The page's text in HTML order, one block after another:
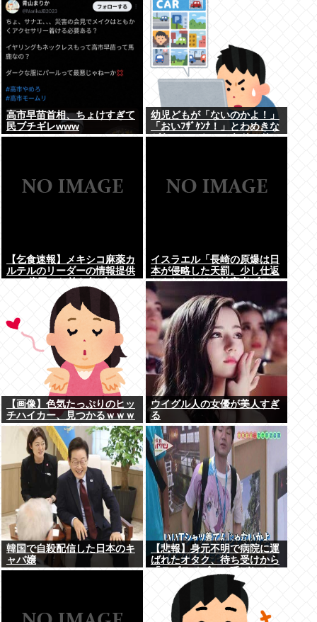
高市早苗首相、ちょけすぎて
民ブチギレwww
幼児どもが「ないのかよ！」
「おいﾌｻﾞｹﾝﾅ！」とわめきな
がらショーケースをドンドン
【乞食速報】メキシコ麻薬カ
ルテルのリーダーの情報提供
イスラエル「長崎の原爆は日
本が侵略した天罰。少し仕返
しされただけで被害者ヅラ。
追悼されるべきは侵略された
中国や韓国の人々だよ
【画像】色気たっぷりのヒッ
チハイカー、見つかるｗｗｗ
ウイグル人の女優が美人すぎ
る
韓国で自殺配信した日本のキ
ャバ嬢
【悲報】身元不明で病院に運
ばれたオタク、待ち受けから
「ラブライブ」と呼ばれる